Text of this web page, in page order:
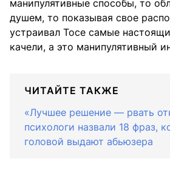
манипулятивные способы, то
душем, то показывая свое
устраивал Тосе самые
качели, а это манипулятивный
ЧИТАЙТЕ ТАКЖЕ
«Лучшее решение — рвать
психологи назвали 18 фраз,
головой выдают абьюзера